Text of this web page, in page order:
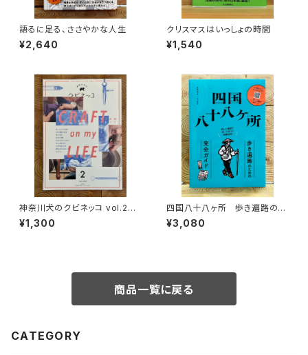
語るに足る、ささやかな人生
¥2,640
クリスマスはいっしょの時間
¥1,540
神奈川犬のクビネッコ vol.2
特集：CRAFT on my LIFE
¥1,300
四国八十八ヶ所 歩き遍路のた
めの完全ガイド
¥3,080
商品一覧に戻る
CATEGORY